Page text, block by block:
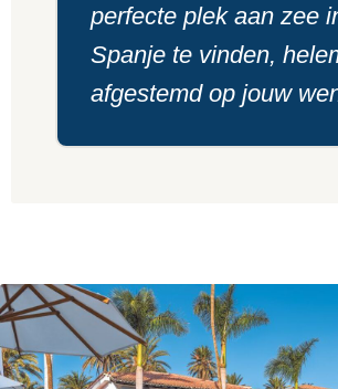
perfecte plek aan zee
Spanje te vinden,
afgestemd op jouw